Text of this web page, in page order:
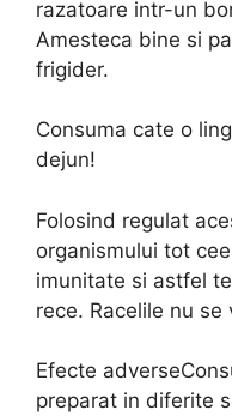
razatoare intr-un
Amesteca bine si
frigider.
Consuma cate o
dejun!
Folosind regulat
organismului tot
imunitate si astfel
rece. Racelile nu
Efecte
preparat in diferite